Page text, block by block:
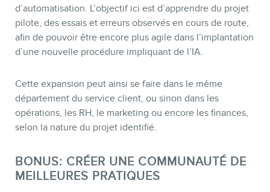
d’automatisation. L’objectif ici est d’apprendre du projet
pilote, des essais et erreurs observés en cours de route,
afin de pouvoir être encore plus agile dans l’implantation
d’une nouvelle procédure impliquant de l’IA.
Cette expansion peut ainsi se faire dans le même
département du service client, ou sinon dans les
opérations, les RH, le marketing ou encore les finances,
selon la nature du projet identifié.
BONUS: CRÉER UNE COMMUNAUTÉ DE
MEILLEURES PRATIQUES